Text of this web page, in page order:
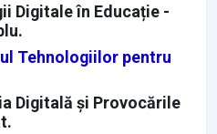
Digitale în Educație -
Tehnologiilor pentru
Digitală și Provocările